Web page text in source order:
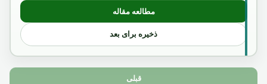
مطالعه مقاله: قابل توجه محترم جناب باری جهانی
ذخیره برای بعد
قبلی